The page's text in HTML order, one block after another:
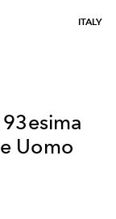
ITALY
Uomo